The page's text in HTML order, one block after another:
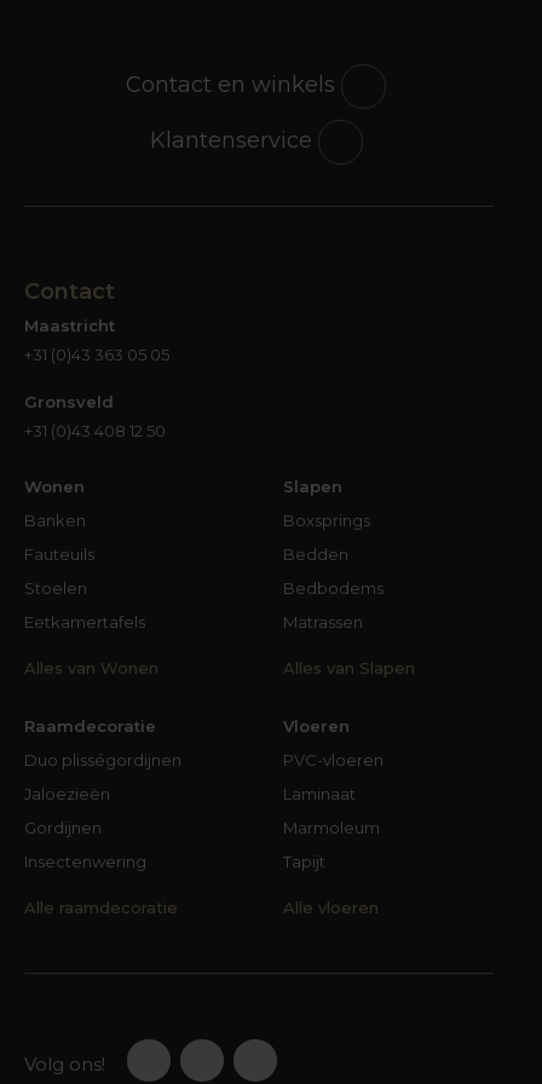
iedere stijl is een tafel te vinden. Heb jij al helder
voor ogen welke stijl in jouw interieur de
boventoon voert? Dan kun je al aardig gericht te
werk gaan. Maar het kan natuurlijk ook zo zijn dat
Waar je bij de aanschaf van een salontafel naar
kunt kijken, zijn de kleuren en materialen van
meubels en accessoires die bij de tafel in de
voordeel van die donkere vloer is dat er heel
veel materialen en kleuren tafels bij passen. Een
houtkleurige tafel op een houten vloer vergt iets
meer ‘denkwerk’. Twee kleuren of soorten hout
vloeken. Onze interieurstylisten stellen hun
beschikking.
Beslissen maar…
Een salontafel (of een kast, een bank, een bed of
een fauteuil) schaf je waarschijnlijk niet wekelijks
meubelen al snel meerdere jaren. Bij de aanschaf
te werk gaan. Als het meubel er eenmaal staat,
al de stijl die bij je past. Hou je van een stoere
Contact en winkels
Klantenservice
Contact
Maastricht
+31 (0)43 363 05 05
Gronsveld
+31 (0)43 408 12 50
Wonen
Banken
Fauteuils
Stoelen
Eetkamertafels
Alles van Wonen
Slapen
Boxsprings
Bedden
Bedbodems
Matrassen
Alles van Slapen
Raamdecoratie
Duo plisségordijnen
Jaloezieën
Gordijnen
Insectenwering
Alle raamdecoratie
Vloeren
PVC-vloeren
Laminaat
Marmoleum
Tapijt
Alle vloeren
Volg ons!